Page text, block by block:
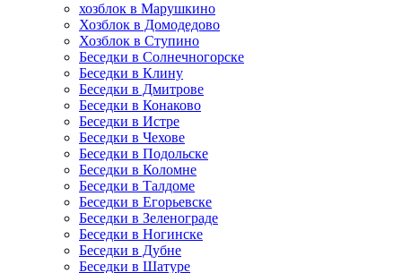
хозблок в Марушкино
Хозблок в Домодедово
Хозблок в Ступино
Беседки в Солнечногорске
Беседки в Клину
Беседки в Дмитрове
Беседки в Конаково
Беседки в Истре
Беседки в Чехове
Беседки в Подольске
Беседки в Коломне
Беседки в Талдоме
Беседки в Егорьевске
Беседки в Зеленограде
Беседки в Ногинске
Беседки в Дубне
Беседки в Шатуре